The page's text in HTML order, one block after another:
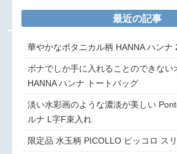
最近の記事
華やかなボタニカル柄 HANNA ハンナ
ボナでしか手に入れることのできない
HANNA ハンナ トートバッグ
淡い水彩画のような濃淡が美しい
ルナ L字F束入れ
限定品 水玉柄 PICOLLO ピッコロ ス